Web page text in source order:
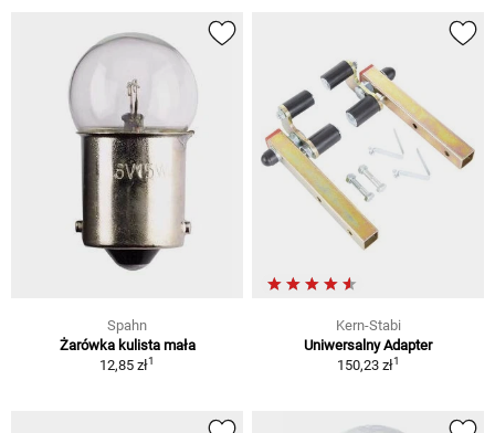
Spahn
Żarówka kulista mała
12,85 zł1
Kern-Stabi
Uniwersalny Adapter
150,23 zł1